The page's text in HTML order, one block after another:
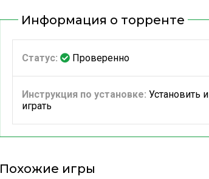
Информация о торренте
Статус: Проверенно
Инструкция по установке: Установить и
играть
Похожие игры